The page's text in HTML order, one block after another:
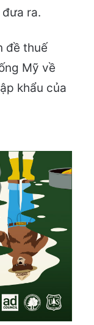
ra.
đề thuế
Mỹ về
khẩu của